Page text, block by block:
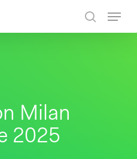
Milan
2025